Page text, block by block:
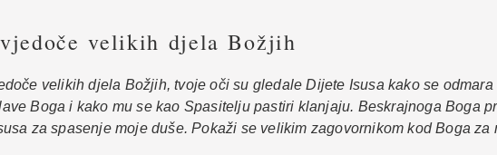
velikih djela Božjih
velikih djela Božjih, tvoje oči su gledale Dijete Isusa kako se
Boga i kako mu se kao Spasitelju pastiri klanjaju. Beskrajnoga Boga
za spasenje moje duše. Pokaži se velikim zagovornikom kod Boga